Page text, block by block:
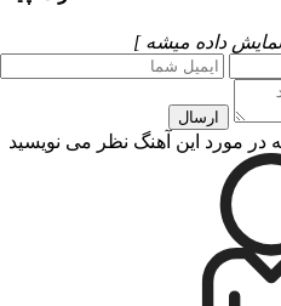
نمایش داده میشه ]
ارسال
در مورد این آهنگ نظر می نویسید